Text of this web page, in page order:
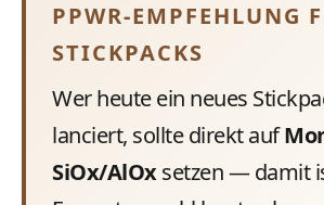
PPWR-EMPFEHLUNG
STICKPACKS
Wer heute ein neues
lanciert, sollte direkt auf
SiOx/AlOxsetzen — damit